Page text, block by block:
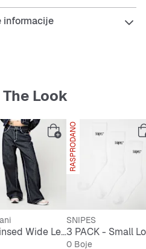
materijala daju strukturu i
zaštitna oprema (OZO)
informacije
Look
OG Rinsed Wide Leg Jeans
RASPRODANO
SNIPES
0 Boje